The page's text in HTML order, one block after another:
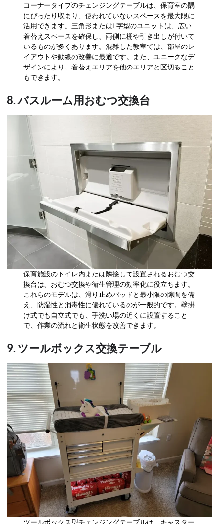
コーナータイプのチェンジングテーブルは、保育室の隅
にぴったり収まり、使われていないスペースを最大限に
活用できます。三角形またはL字型のユニットは、広い
着替えスペースを確保し、両側に棚や引き出しが付いて
いるものが多くあります。混雑した教室では、部屋のレ
イアウトや動線の改善に最適です。また、ユニークなデ
ザインにより、着替えエリアを他のエリアと区切ること
もできます。
8. バスルーム用おむつ交換台
保育施設のトイレ内または隣接して設置されるおむつ交
換台は、おむつ交換や衛生管理の効率化に役立ちます。
これらのモデルは、滑り止めパッドと最小限の隙間を備
え、防湿性と消毒性に優れているのが一般的です。壁掛
け式でも自立式でも、手洗い場の近くに設置すること
で、作業の流れと衛生状態を改善できます。
9. ツールボックス交換テーブル